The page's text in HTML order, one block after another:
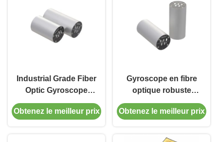
Industrial Grade Fiber
Optic Gyroscope
MFOG-24 ±500°/s
Range ≤1.5W Low
Obtenez le meilleur prix
Gyroscope en fibre
optique robuste
MFOG-24 avec 20 g
de résistance aux
poids et 500°/s de
Obtenez le meilleur prix